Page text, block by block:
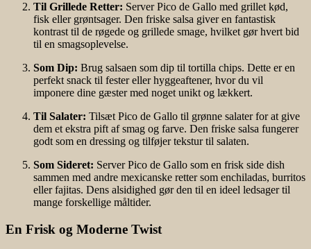
Til Grillede Retter: Server Pico de Gallo med grillet kød,
fisk eller grøntsager. Den friske salsa giver en fantastisk
kontrast til de røgede og grillede smage, hvilket gør hvert bid
til en smagsoplevelse.
Som Dip: Brug salsaen som dip til tortilla chips. Dette er en
perfekt snack til fester eller hyggeaftener, hvor du vil
imponere dine gæster med noget unikt og lækkert.
Til Salater: Tilsæt Pico de Gallo til grønne salater for at give
dem et ekstra pift af smag og farve. Den friske salsa fungerer
godt som en dressing og tilføjer tekstur til salaten.
Som Sideret: Server Pico de Gallo som en frisk side dish
sammen med andre mexicanske retter som enchiladas, burritos
eller fajitas. Dens alsidighed gør den til en ideel ledsager til
mange forskellige måltider.
En Frisk og Moderne Twist